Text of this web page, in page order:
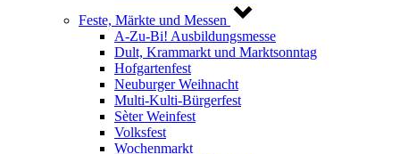
Feste, Märkte und Messen
A-Zu-Bi! Ausbildungsmesse
Dult, Krammarkt und Marktsonntag
Hofgartenfest
Neuburger Weihnacht
Multi-Kulti-Bürgerfest
Sèter Weinfest
Volksfest
Wochenmarkt